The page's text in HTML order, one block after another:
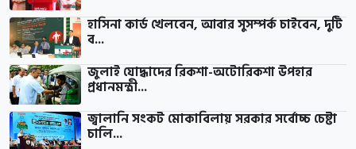
হাসিনা কার্ড খেলবেন, আবার সুসম্পর্ক চাইবেন, দুটি
ব...
জুলাই যোদ্ধাদের রিকশা-অটোরিকশা উপহার
প্রধানমন্ত্রী...
জ্বালানি সংকট মোকাবিলায় সরকার সর্বোচ্চ চেষ্টা
চালি...